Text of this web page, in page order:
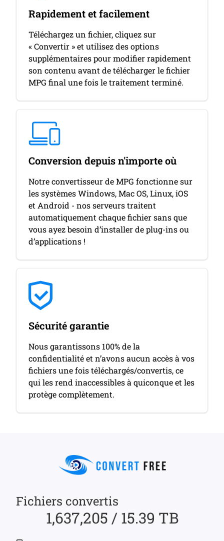
Rapidement et facilement
Téléchargez un fichier, cliquez sur
« Convertir » et utilisez des options
supplémentaires pour modifier rapidement
son contenu avant de télécharger le fichier
MPG final une fois le traitement terminé.
Conversion depuis n'importe où
Notre convertisseur de MPG fonctionne sur
les systèmes Windows, Mac OS, Linux, iOS
et Android - nos serveurs traitent
automatiquement chaque fichier sans que
vous ayez besoin d’installer de plug-ins ou
d’applications !
Sécurité garantie
Nous garantissons 100% de la
confidentialité et n’avons aucun accès à vos
fichiers une fois téléchargés/convertis, ce
qui les rend inaccessibles à quiconque et les
protège complètement.
Fichiers convertis
1,637,205 / 15.39 TB